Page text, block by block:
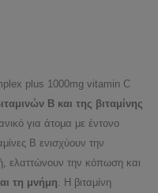
plus 1000mg vitamin C
Β και της βιταμίνης
για άτομα με έντονο
Β ενισχύουν την
ελαττώνουν την κόπωση και
τη μνήμη. Η βιταμίνη